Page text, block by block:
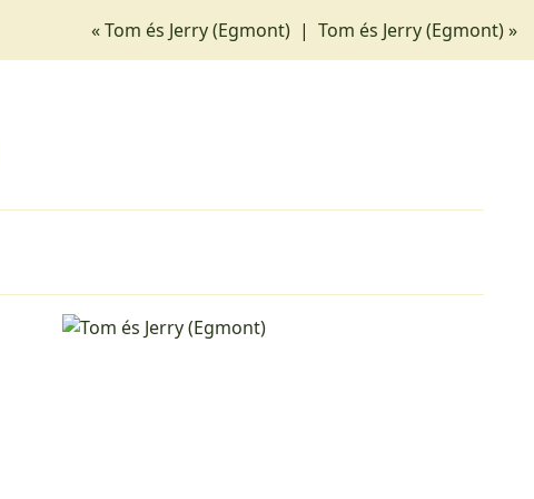
« Tom és Jerry (Egmont) | Tom és Jerry (Egmont) »